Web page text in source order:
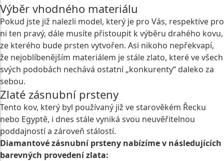
Výběr vhodného materiálu
Pokud jste již nalezli model, který je pro Vás, respektive pro
ni ten pravý, dále musíte přistoupit k výběru drahého kovu,
ze kterého bude prsten vytvořen. Asi nikoho nepřekvapí,
že nejoblíbenějším materiálem je stále zlato, které ve všech
svých podobách nechává ostatní „konkurenty“ daleko za
sebou.
Zlaté zásnubní prsteny
Tento kov, který byl používaný již ve starověkém Řecku
nebo Egyptě, i dnes stále vyniká svou neuvěřitelnou
poddajností a zároveň stálostí.
Diamantové zásnubní prsteny nabízíme v následujících
barevných provedení zlata: